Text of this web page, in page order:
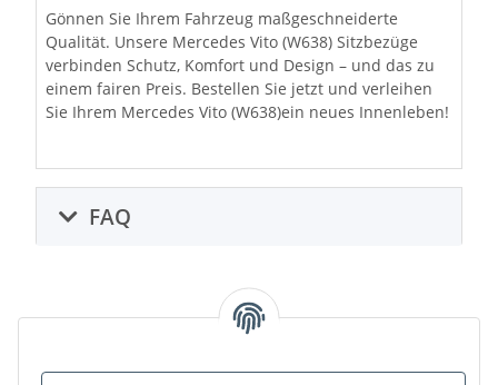
Gönnen Sie Ihrem Fahrzeug maßgeschneiderte
Qualität. Unsere Mercedes Vito (W638) Sitzbezüge
verbinden Schutz, Komfort und Design – und das zu
einem fairen Preis. Bestellen Sie jetzt und verleihen
Sie Ihrem Mercedes Vito (W638)ein neues Innenleben!
FAQ